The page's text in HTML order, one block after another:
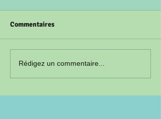
Commentaires
Rédigez un commentaire...